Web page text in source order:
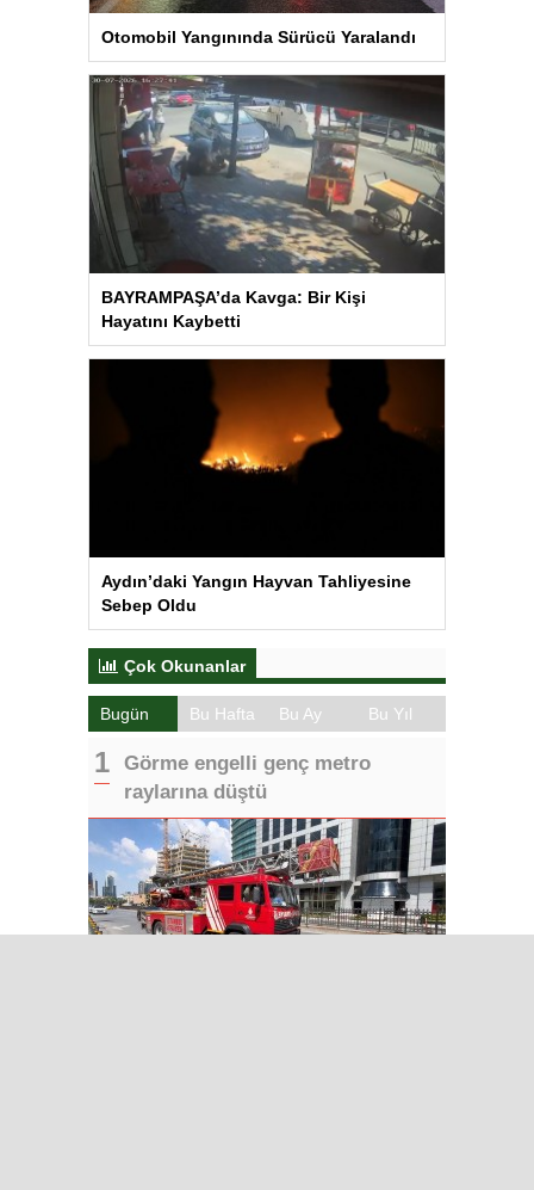
Otomobil Yangınında Sürücü Yaralandı
BAYRAMPAŞA’da Kavga: Bir Kişi
Hayatını Kaybetti
Aydın’daki Yangın Hayvan Tahliyesine
Sebep Oldu
Çok Okunanlar
Bugün Bu Hafta Bu Ay Bu Yıl
Görme engelli genç metro
raylarına düştü